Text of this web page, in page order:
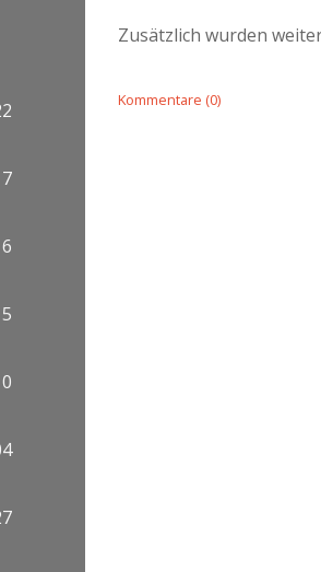
Zusätzlich wurden
Kommentare (0)